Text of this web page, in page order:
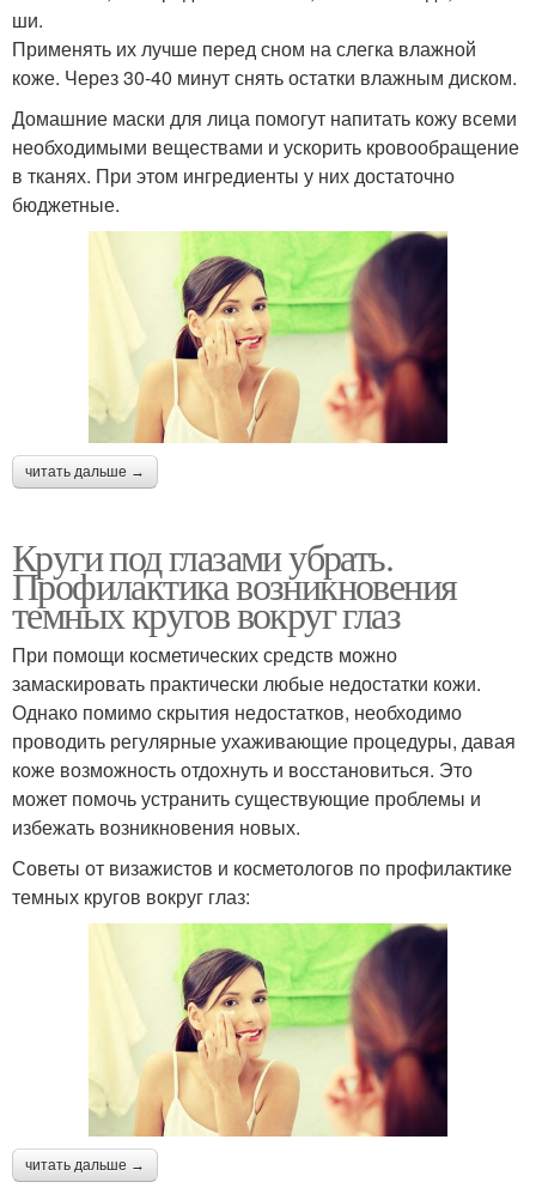
ши.
Применять их лучше перед сном на слегка влажной
коже. Через 30-40 минут снять остатки влажным диском.
Домашние маски для лица помогут напитать кожу всеми
необходимыми веществами и ускорить кровообращение
в тканях. При этом ингредиенты у них достаточно
бюджетные.
читать дальше →
Круги под глазами убрать.
Профилактика возникновения
темных кругов вокруг глаз
При помощи косметических средств можно
замаскировать практически любые недостатки кожи.
Однако помимо скрытия недостатков, необходимо
проводить регулярные ухаживающие процедуры, давая
коже возможность отдохнуть и восстановиться. Это
может помочь устранить существующие проблемы и
избежать возникновения новых.
Советы от визажистов и косметологов по профилактике
темных кругов вокруг глаз:
читать дальше →